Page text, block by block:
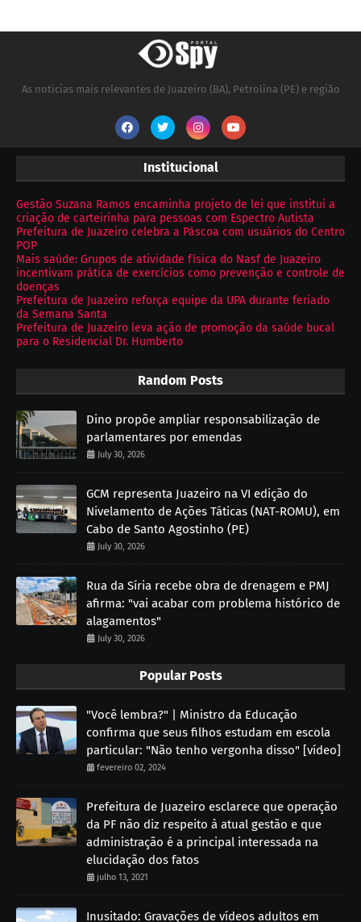
As notícias mais relevantes de Juazeiro (BA), Petrolina (PE) e região
Institucional
Gestão Suzana Ramos encaminha projeto de lei que institui a
criação de carteirinha para pessoas com Espectro Autista
Prefeitura de Juazeiro celebra a Páscoa com usuários do Centro
POP
Mais saúde: Grupos de atividade física do Nasf de Juazeiro
incentivam prática de exercícios como prevenção e controle de
doenças
Prefeitura de Juazeiro reforça equipe da UPA durante feriado
da Semana Santa
Prefeitura de Juazeiro leva ação de promoção da saúde bucal
para o Residencial Dr. Humberto
Random Posts
Dino propõe ampliar responsabilização de
parlamentares por emendas
July 30, 2026
GCM representa Juazeiro na VI edição do
Nivelamento de Ações Táticas (NAT-ROMU), em
Cabo de Santo Agostinho (PE)
July 30, 2026
Rua da Síria recebe obra de drenagem e PMJ
afirma: "vai acabar com problema histórico de
alagamentos"
July 30, 2026
Popular Posts
"Você lembra?" | Ministro da Educação
confirma que seus filhos estudam em escola
particular: "Não tenho vergonha disso" [vídeo]
fevereiro 02, 2024
Prefeitura de Juazeiro esclarece que operação
da PF não diz respeito à atual gestão e que
administração é a principal interessada na
elucidação dos fatos
julho 13, 2021
Inusitado: Gravações de vídeos adultos em